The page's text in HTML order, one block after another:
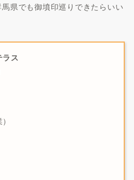
県でも御墳印巡りできたらいい
ス